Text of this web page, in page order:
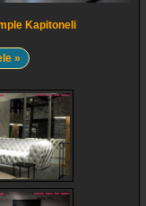
Kapitoneli
»